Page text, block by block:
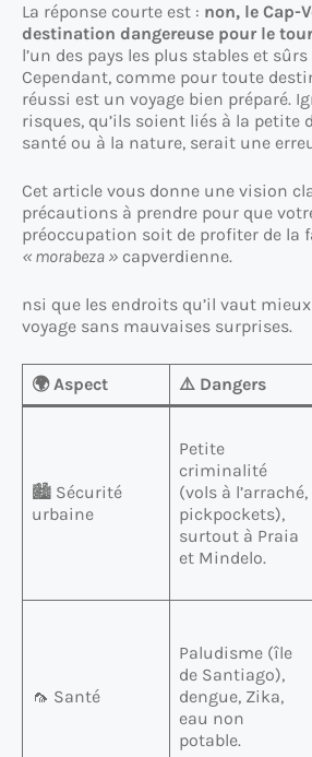
La réponse courte est : non, le Cap-
destination dangereuse pour le
l’un des pays les plus stables et sûrs
Cependant, comme pour toute
réussi est un voyage bien préparé.
risques, qu’ils soient liés à la petite
santé ou à la nature, serait une
Cet article vous donne une vision
précautions à prendre pour que
préoccupation soit de profiter de la
« morabeza » capverdienne.
nsi que les endroits qu’il vaut
voyage sans mauvaises surprises.
🌍 Aspect ⚠️ Dangers
🏙️ Sécurité
urbaine
Petite
criminalité
(vols à l’arraché,
pickpockets),
surtout à Praia
et Mindelo.
🦟 Santé
Paludisme (île
de Santiago),
dengue, Zika,
eau non
potable.